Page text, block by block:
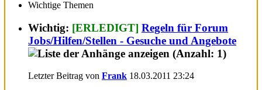
Wichtige Themen
Wichtig: [ERLEDIGT] Regeln für Forum
Jobs/Hilfen/Stellen - Gesuche und Angebote
Letzter Beitrag von Frank 18.03.2011 23:24